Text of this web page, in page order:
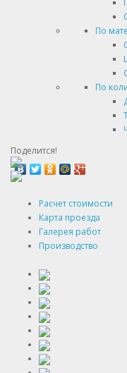
По
По
Поделится!
Расчет стоимости
Карта проезда
Галерея работ
Производство